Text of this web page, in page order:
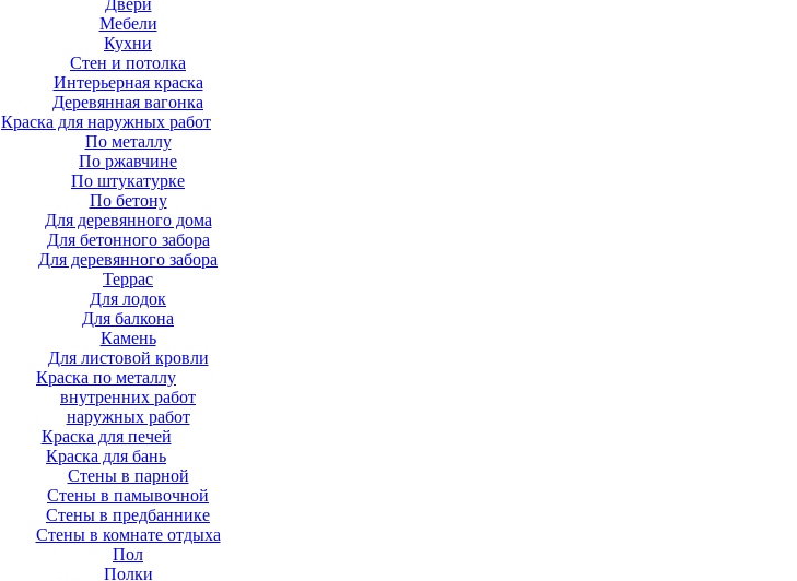
Двери
Мебели
Кухни
Стен и потолка
Интерьерная краска
Деревянная вагонка
Краска для наружных работ
По металлу
По ржавчине
По штукатурке
По бетону
Для деревянного дома
Для бетонного забора
Для деревянного забора
Террас
Для лодок
Для балкона
Камень
Для листовой кровли
Краска по металлу
внутренних работ
наружных работ
Краска для печей
Краска для бань
Стены в парной
Стены в памывочной
Стены в предбаннике
Стены в комнате отдыха
Пол
Полки